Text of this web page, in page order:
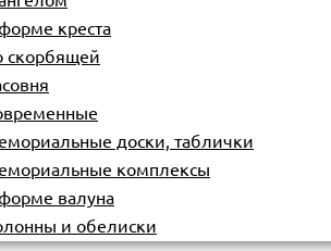
креста
скорбящей
доски, таблички
комплексы
валуна
и обелиски